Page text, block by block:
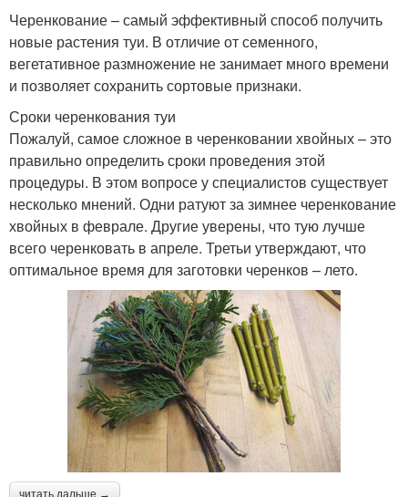
Черенкование – самый эффективный способ получить
новые растения туи. В отличие от семенного,
вегетативное размножение не занимает много времени
и позволяет сохранить сортовые признаки.
Сроки черенкования туи
Пожалуй, самое сложное в черенковании хвойных – это
правильно определить сроки проведения этой
процедуры. В этом вопросе у специалистов существует
несколько мнений. Одни ратуют за зимнее черенкование
хвойных в феврале. Другие уверены, что тую лучше
всего черенковать в апреле. Третьи утверждают, что
оптимальное время для заготовки черенков – лето.
читать дальше →